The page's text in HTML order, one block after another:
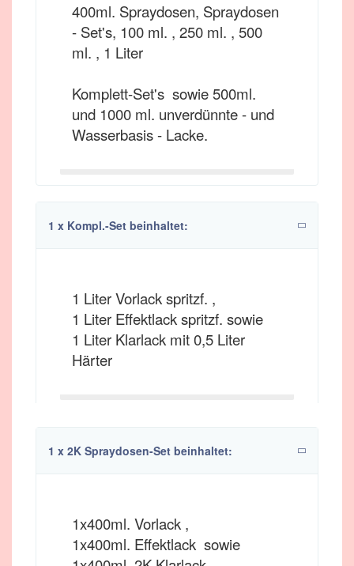
400ml. Spraydosen, Spraydosen
- Set's, 100 ml. , 250 ml. , 500
ml. , 1 Liter
Komplett-Set's sowie 500ml.
und 1000 ml. unverdünnte - und
Wasserbasis - Lacke.
1 x Kompl.-Set beinhaltet:
1 Liter Vorlack spritzf. ,
1 Liter Effektlack spritzf. sowie
1 Liter Klarlack mit 0,5 Liter
Härter
1 x 2K Spraydosen-Set beinhaltet:
1x400ml. Vorlack ,
1x400ml. Effektlack sowie